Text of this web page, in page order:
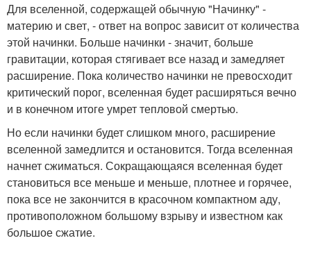
Для вселенной, содержащей обычную "Начинку" -
материю и свет, - ответ на вопрос зависит от количества
этой начинки. Больше начинки - значит, больше
гравитации, которая стягивает все назад и замедляет
расширение. Пока количество начинки не превосходит
критический порог, вселенная будет расширяться вечно
и в конечном итоге умрет тепловой смертью.
Но если начинки будет слишком много, расширение
вселенной замедлится и остановится. Тогда вселенная
начнет сжиматься. Сокращающаяся вселенная будет
становиться все меньше и меньше, плотнее и горячее,
пока все не закончится в красочном компактном аду,
противоположном большому взрыву и известном как
большое сжатие.